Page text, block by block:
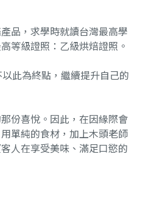
品，求學時就讀台灣最高學
等級證照：乙級烘焙證照。
此為終點，繼續提升自己的
份喜悅。因此，在因緣際會
單純的食材，加上木頭老師
人在享受美味、滿足口慾的